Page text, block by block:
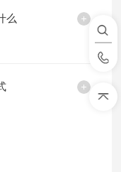
么